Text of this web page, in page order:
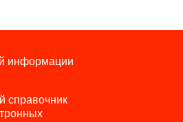
информации
справочник